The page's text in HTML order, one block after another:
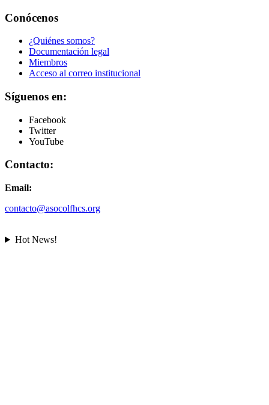
Conócenos
¿Quiénes somos?
Documentación legal
Miembros
Acceso al correo institucional
Síguenos en:
Facebook
Twitter
YouTube
Contacto:
Email:
contacto@asocolfhcs.org
Hot News!